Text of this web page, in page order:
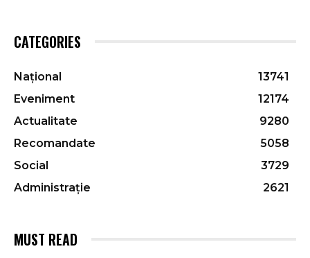
CATEGORIES
Național
13741
Eveniment
12174
Actualitate
9280
Recomandate
5058
Social
3729
Administrație
2621
MUST READ